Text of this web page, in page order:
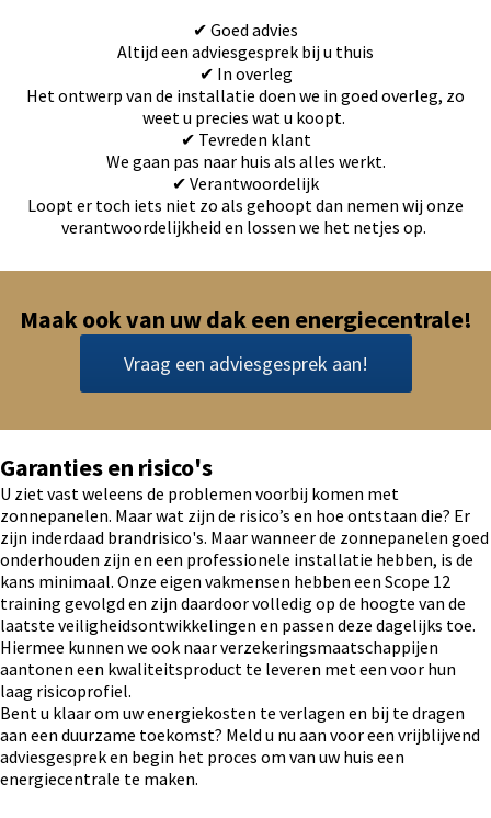
✔ Goed advies
Altijd een adviesgesprek bij u thuis
✔ In overleg
Het ontwerp van de installatie doen we in goed overleg, zo
weet u precies wat u koopt.
✔ Tevreden klant
We gaan pas naar huis als alles werkt.
✔ Verantwoordelijk
Loopt er toch iets niet zo als gehoopt dan nemen wij onze
verantwoordelijkheid en lossen we het netjes op.
Maak ook van uw dak een energiecentrale!
Vraag een adviesgesprek aan!
Garanties en risico's
U ziet vast weleens de problemen voorbij komen met
zonnepanelen. Maar wat zijn de risico’s en hoe ontstaan die? Er
zijn inderdaad brandrisico's. Maar wanneer de zonnepanelen goed
onderhouden zijn en een professionele installatie hebben, is de
kans minimaal. Onze eigen vakmensen hebben een Scope 12
training gevolgd en zijn daardoor volledig op de hoogte van de
laatste veiligheidsontwikkelingen en passen deze dagelijks toe.
Hiermee kunnen we ook naar verzekeringsmaatschappijen
aantonen een kwaliteitsproduct te leveren met een voor hun
laag risicoprofiel.
Bent u klaar om uw energiekosten te verlagen en bij te dragen
aan een duurzame toekomst? Meld u nu aan voor een vrijblijvend
adviesgesprek en begin het proces om van uw huis een
energiecentrale te maken.